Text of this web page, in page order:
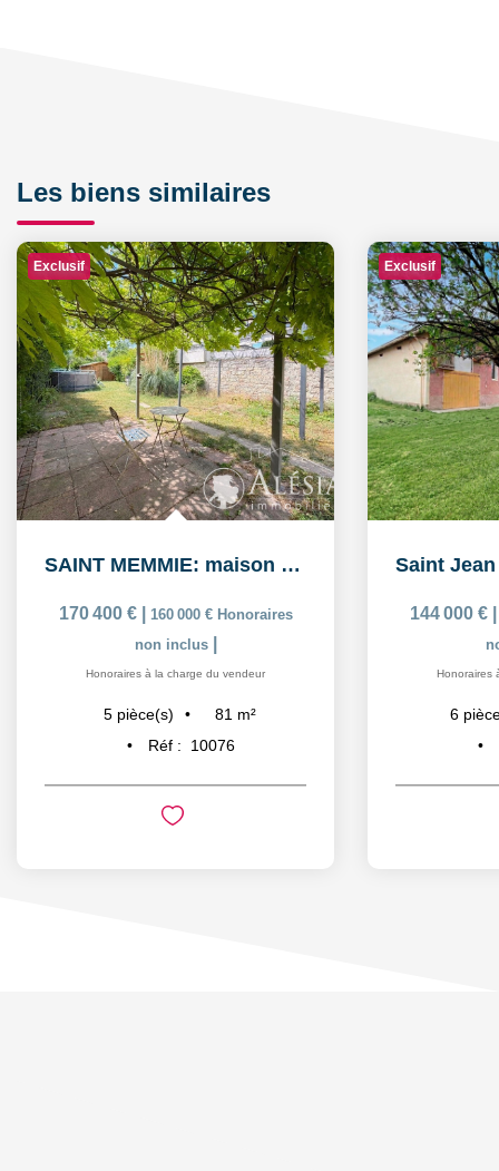
Les biens similaires
Exclusif
SAINT MEMMIE: maison de 5 pièces sur 574m² de parcelle de...
170 400 € 160 000 € Honoraires
non inclus
Honoraires à la charge du vendeur
5 pièce(s) 81 m²
Réf :
10076
Exclusif
144 000 €
Honoraires
6